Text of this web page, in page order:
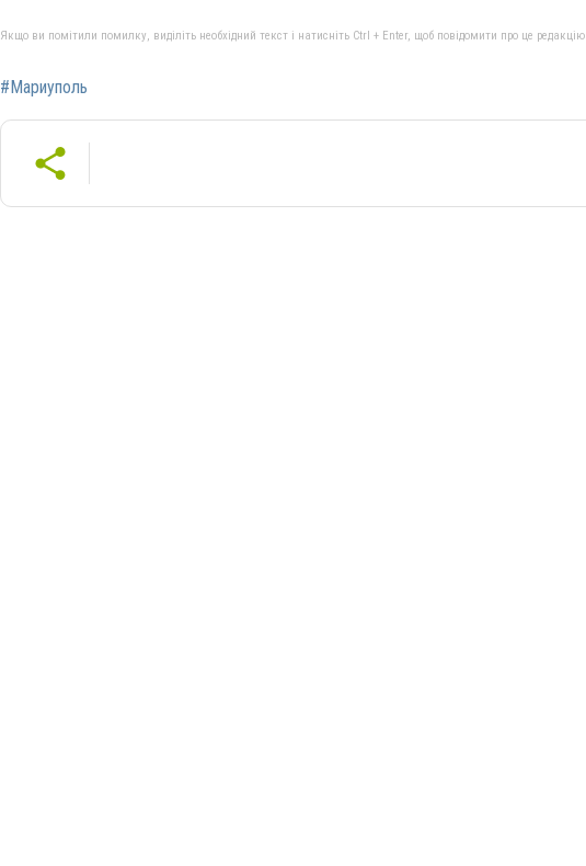
Якщо ви помітили помилку, виділіть необхідний текст і натисніть Ctrl + Enter, щоб повідомити про це редакцію
#Мариуполь